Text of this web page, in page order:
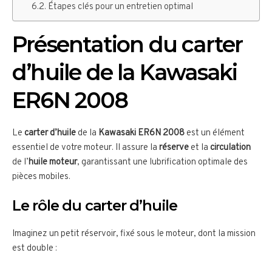
Étapes clés pour un entretien optimal
Présentation du carter
d’huile de la Kawasaki
ER6N 2008
Le carter d’huile de la Kawasaki ER6N 2008 est un élément
essentiel de votre moteur. Il assure la réserve et la circulation
de l’huile moteur, garantissant une lubrification optimale des
pièces mobiles.
Le rôle du carter d’huile
Imaginez un petit réservoir, fixé sous le moteur, dont la mission
est double :